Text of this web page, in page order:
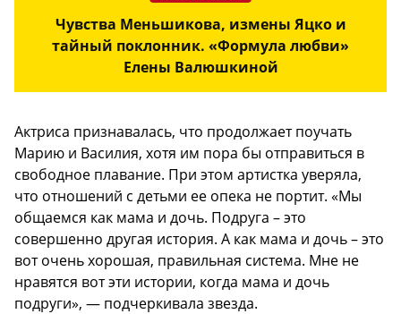
Чувства Меньшикова, измены Яцко и
тайный поклонник. «Формула любви»
Елены Валюшкиной
Актриса признавалась, что продолжает поучать
Марию и Василия, хотя им пора бы отправиться в
свободное плавание. При этом артистка уверяла,
что отношений с детьми ее опека не портит. «Мы
общаемся как мама и дочь. Подруга – это
совершенно другая история. А как мама и дочь – это
вот очень хорошая, правильная система. Мне не
нравятся вот эти истории, когда мама и дочь
подруги», — подчеркивала звезда.